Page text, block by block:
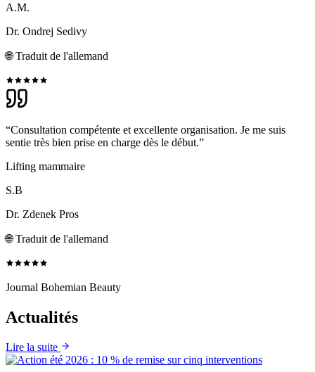
A.M.
Dr. Ondrej Sedivy
🌐Traduit de l'allemand
“Consultation compétente et excellente organisation. Je me suis
sentie très bien prise en charge dès le début.”
Lifting mammaire
S.B
Dr. Zdenek Pros
🌐Traduit de l'allemand
Journal Bohemian Beauty
Actualités
Lire la suite